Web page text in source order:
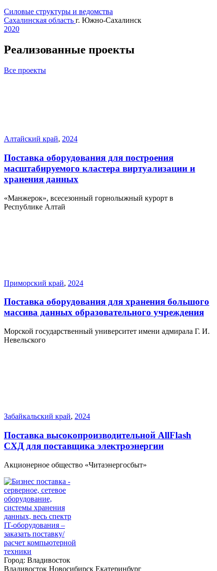
Силовые структуры и ведомства
Сахалинская область г. Южно-Сахалинск
2020
Реализованные проекты
Все проекты
Алтайский край, 2024
Поставка оборудования для построения
масштабируемого кластера виртуализации и
хранения данных
«Манжерок», всесезонный горнолыжный курорт в
Республике Алтай
Приморский край, 2024
Поставка оборудования для хранения большого
массива данных образовательного учреждения
Морской государственный университет имени адмирала Г. И.
Невельского
Забайкальский край, 2024
Поставка высокопроизводительной AllFlash
СХД для поставщика электроэнергии
Акционерное общество «Читаэнергосбыт»
Город: Владивосток
Владивосток Новосибирск Екатеринбург